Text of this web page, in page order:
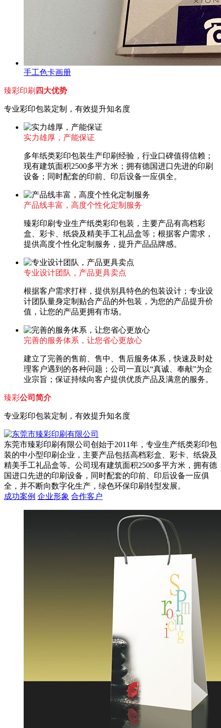
手工色卡画册
臻彩印刷 四大优势
专业彩印包装定制，有效提升知名度
实力雄厚，产能保证
多年纸类彩印包装生产印刷经验，行业口碑值得信赖；
现有建筑面积2500多平方米；拥有德国进口先进的印刷
设备；同时配套的印前、印后设备一应俱全。
产品线丰富，高度个性化定制服务
臻彩印刷专业生产纸类彩印包装，主要产品有高档彩
盒、彩卡、纸袋及精美手工礼品盒等；根据客户需求，
提供高度个性化定制服务，提升产品品牌感。
专业设计团队，产品更具卖点
根据客户需求打样，提供别具特色的包装设计；专业设
计团队量身定制贴合产品的外包装，为您的产品提升价
值，让您的产品更拥有市场。
完善的服务体系，让您省心更放心
建立了完善的售前、售中、售后服务体系，快速及时处
理客户遇到的各种问题；公司一直以“真诚、奉献”为企
业宗旨；保证持续向客户提供优质产品及满意的服务。
臻彩公司简介
专业彩印包装定制，有效提升知名度
东莞市臻彩印刷有限公司创始于2011年，专业生产纸类彩印包
装的中小型印刷企业，主要产品包括高档彩盒、彩卡、纸袋及
精美手工礼品盒等。公司现有建筑面积2500多平方米，拥有德
国进口先进的印刷设备，同时配套的印前、印后设备一应俱
全，并不断向数字化生产，绿色环保印刷转型发展。
成功案例 企业形象 合作客户